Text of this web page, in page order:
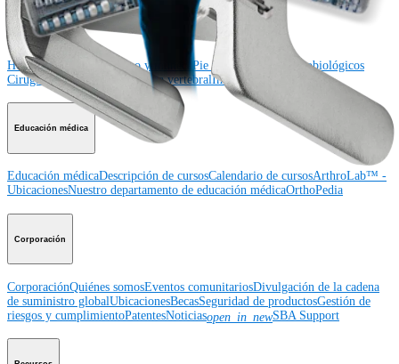
Producto
HombroRodilla CodoMano y muñeca Pie y tobillo
Ortobiológicos
Cirugía cardiotorácica
Columna vertebralImagen y resección
Educación médica
Educación médicaDescripción de cursosCalendario de cursosArthroLab™ -
UbicacionesNuestro departamento de educación médicaOrthoPedia
Corporación
CorporaciónQuiénes somosEventos comunitariosDivulgación de la cadena
de suministro globalUbicacionesBecasSeguridad de productosGestión de
riesgos y cumplimientoPatentesNoticiasopen_in_newSBA Support